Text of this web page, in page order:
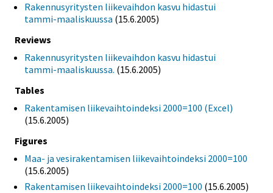
Rakennusyritysten liikevaihdon kasvu hidastui
tammi-maaliskuussa (15.6.2005)
Reviews
Rakennusyritysten liikevaihdon kasvu hidastui
tammi-maaliskuussa. (15.6.2005)
Tables
Rakentamisen liikevaihtoindeksi 2000=100 (Excel)
(15.6.2005)
Figures
Maa- ja vesirakentamisen liikevaihtoindeksi 2000=100
(15.6.2005)
Rakentamisen liikevaihtoindeksi 2000=100 (15.6.2005)